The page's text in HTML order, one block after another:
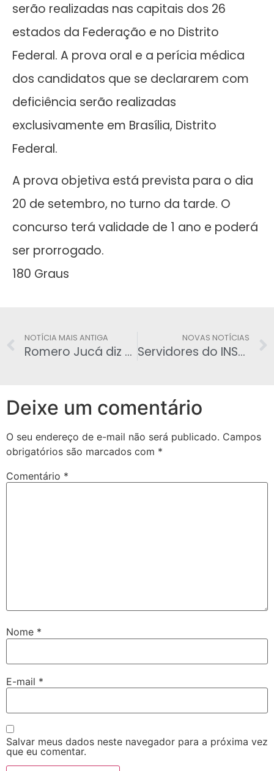
serão realizadas nas capitais dos 26
estados da Federação e no Distrito
Federal. A prova oral e a perícia médica
dos candidatos que se declararem com
deficiência serão realizadas
exclusivamente em Brasília, Distrito
Federal.
A prova objetiva está prevista para o dia
20 de setembro, no turno da tarde. O
concurso terá validade de 1 ano e poderá
ser prorrogado.
180 Graus
NOTÍCIA MAIS ANTIGA
Romero Jucá diz que ‘Dilma deu uma de Collor’
NOVAS NOTÍCIAS
Servidores do INSS decidem entrar em greve nesta terça
Deixe um comentário
O seu endereço de e-mail não será publicado. Campos
obrigatórios são marcados com *
Comentário *
Nome *
E-mail *
Salvar meus dados neste navegador para a próxima vez
que eu comentar.